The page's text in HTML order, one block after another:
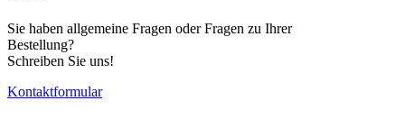
Sie haben allgemeine Fragen oder Fragen zu Ihrer
Bestellung?
Schreiben Sie uns!
Kontaktformular